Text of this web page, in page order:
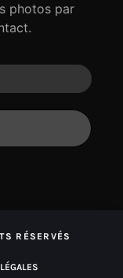
photos par
RÉSERVÉS